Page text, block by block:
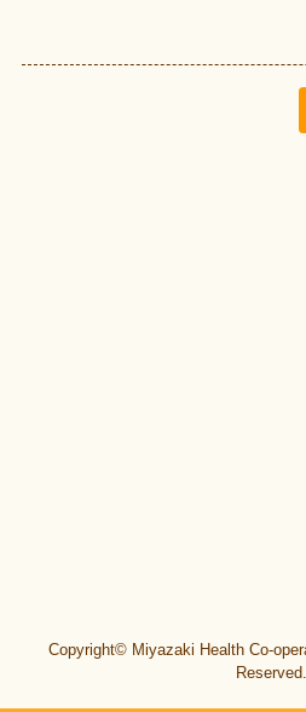
Copyright© Miyazaki Health Co-
Reserved.